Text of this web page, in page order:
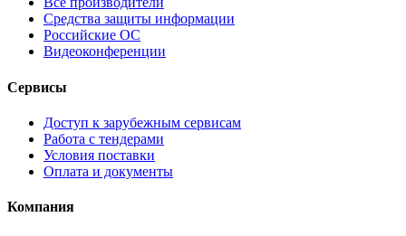
Средства защиты информации
Российские ОС
Видеоконференции
Сервисы
Доступ к зарубежным сервисам
Работа с тендерами
Условия поставки
Оплата и документы
Компания